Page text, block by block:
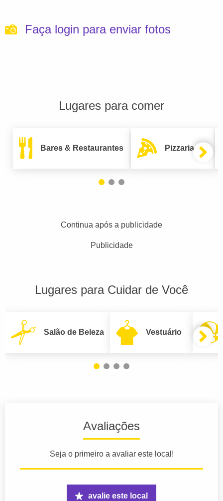
Faça login para enviar fotos
Lugares para comer
Bares & Restaurantes Pizzarias
Continua após a publicidade
Publicidade
Lugares para Cuidar de Você
Salão de Beleza Vestuário
Avaliações
Seja o primeiro a avaliar este local!
avalie este local